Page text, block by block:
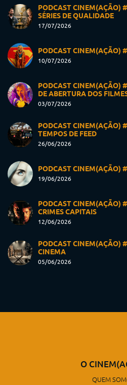
PODCAST CINEM(AÇÃO)
SÉRIES DE QUALIDADE
17/07/2026
PODCAST CINEM(AÇÃO)
10/07/2026
PODCAST CINEM(AÇÃO)
DE ABERTURA DOS
03/07/2026
PODCAST CINEM(AÇÃO)
TEMPOS DE FEED
26/06/2026
PODCAST CINEM(AÇÃO)
19/06/2026
PODCAST CINEM(AÇÃO)
CRIMES CAPITAIS
12/06/2026
PODCAST CINEM(AÇÃO)
CINEMA
05/06/2026
O
QUEM